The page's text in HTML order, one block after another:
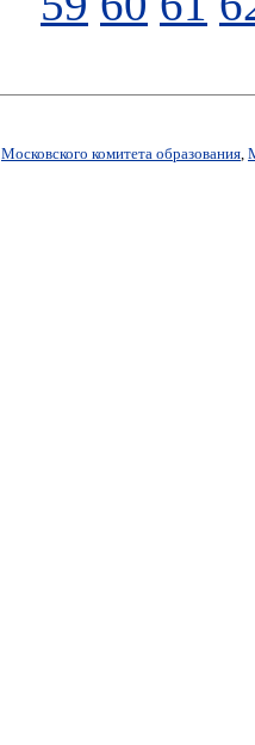
Московского комитета образования,